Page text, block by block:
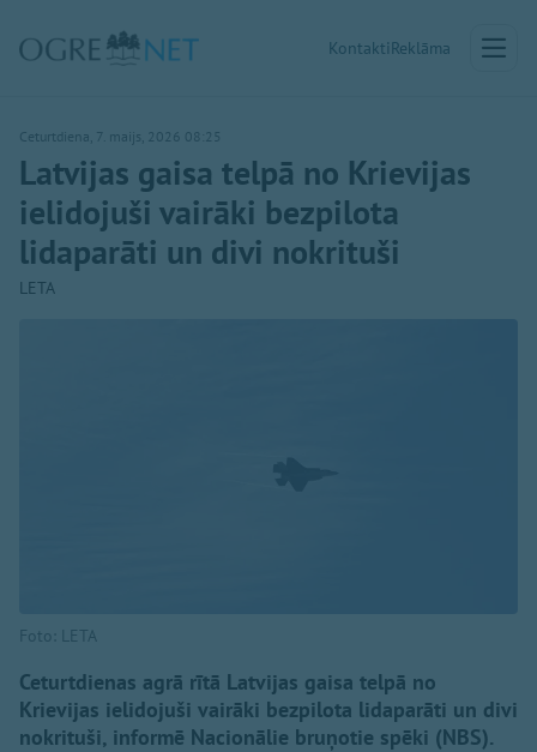
KontaktiReklāma
Ceturtdiena, 7. maijs, 2026 08:25
Latvijas gaisa telpā no Krievijas
ielidojuši vairāki bezpilota
lidaparāti un divi nokrituši
LETA
Foto: LETA
Ceturtdienas agrā rītā Latvijas gaisa telpā no
Krievijas ielidojuši vairāki bezpilota lidaparāti un divi
nokrituši, informē Nacionālie bruņotie spēki (NBS).